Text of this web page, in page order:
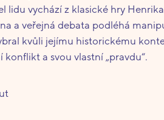
lidu vychází z klasické hry
a veřejná debata podléhá
kvůli jejímu historickému
a svou vlastní „pravdu“.